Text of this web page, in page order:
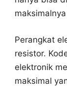
Perangkat
resistor.
elektronik
maksimal